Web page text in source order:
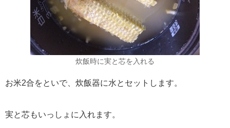
炊飯時に実と芯を入れる
お米2合をといで、炊飯器に水とセットします。
実と芯もいっしょに入れます。